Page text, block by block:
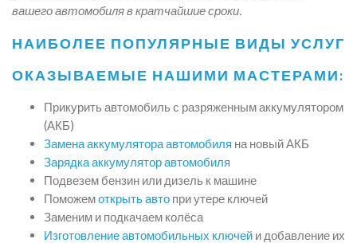
вашего автомобиля в кратчайшие сроки.
НАИБОЛЕЕ ПОПУЛЯРНЫЕ ВИДЫ УСЛУГ
ОКАЗЫВАЕМЫЕ НАШИМИ МАСТЕРАМИ:
Прикурить автомобиль с разряженным аккумулятором
(АКБ)
Замена аккумулятора автомобиля на новый АКБ
Зарядка аккумулятор автомобиля
Подвезем бензин или дизель к машине
Поможемоткрыть авто при утере ключей
Заменим и подкачаем колёса
Изготовление автомобильных ключей и добавление их